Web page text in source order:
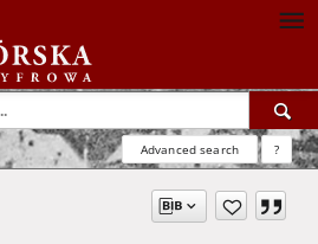
Advanced search ?